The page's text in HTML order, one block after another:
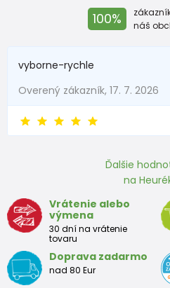
100%
náš
vyborne-rychle
Overený zákazník, 17. 7. 2026
Ďalšie
na
Vrátenie alebo
výmena
30 dní na vrátenie
tovaru
Doprava zadarmo
nad 80 Eur